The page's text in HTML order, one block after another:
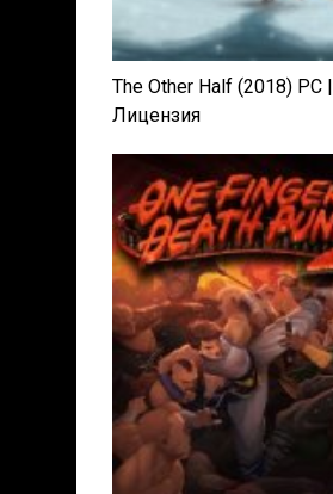
The Other Half (2018) PC |
Лицензия